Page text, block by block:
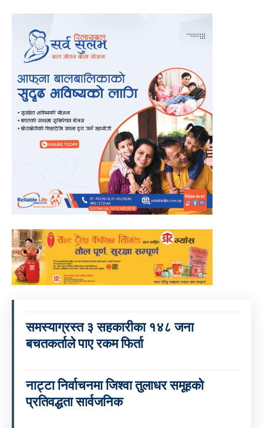
समस्याग्रस्त ३ सहकारीका १४८ जना
बचतकर्ताले पाए रकम फिर्ता
नाट्टा निर्वाचनमा जिश्वा तुलाधर समूहको
प्रतिवद्धता सार्वजनिक